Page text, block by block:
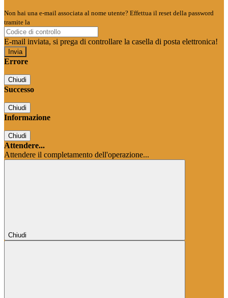
Non hai una e-mail associata al nome utente? Effettua il reset della password
tramite la
E-mail inviata, si prega di controllare la casella di posta elettronica!
Errore
Chiudi
Successo
Chiudi
Informazione
Chiudi
Attendere...
Attendere il completamento dell'operazione...
Chiudi